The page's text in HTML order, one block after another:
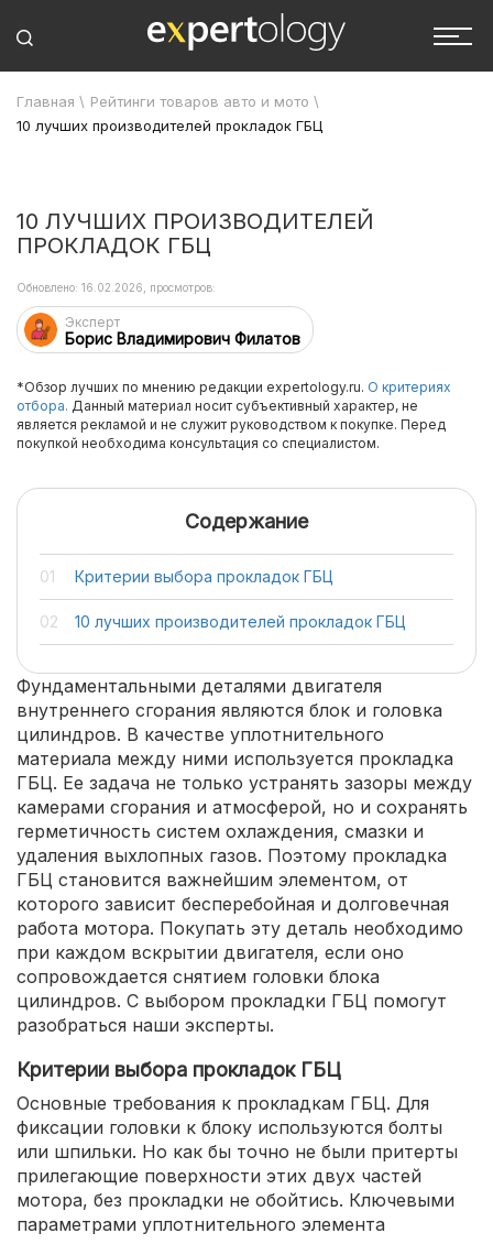
Главная \ Рейтинги товаров авто и мото \
10 лучших производителей прокладок ГБЦ
10 ЛУЧШИХ ПРОИЗВОДИТЕЛЕЙ
ПРОКЛАДОК ГБЦ
Эксперт
Борис Владимирович Филатов
Обновлено: 16.02.2026, просмотров:
*Обзор лучших по мнению редакции expertology.ru. О критериях
отбора. Данный материал носит субъективный характер, не
является рекламой и не служит руководством к покупке. Перед
покупкой необходима консультация со специалистом.
Содержание
Критерии выбора прокладок ГБЦ
10 лучших производителей прокладок ГБЦ
Фундаментальными деталями двигателя
внутреннего сгорания являются блок и головка
цилиндров. В качестве уплотнительного
материала между ними используется прокладка
ГБЦ. Ее задача не только устранять зазоры между
камерами сгорания и атмосферой, но и сохранять
герметичность систем охлаждения, смазки и
удаления выхлопных газов. Поэтому прокладка
ГБЦ становится важнейшим элементом, от
которого зависит бесперебойная и долговечная
работа мотора. Покупать эту деталь необходимо
при каждом вскрытии двигателя, если оно
сопровождается снятием головки блока
цилиндров. С выбором прокладки ГБЦ помогут
разобраться наши эксперты.
Критерии выбора прокладок ГБЦ
Основные требования к прокладкам ГБЦ. Для
фиксации головки к блоку используются болты
или шпильки. Но как бы точно не были притерты
прилегающие поверхности этих двух частей
мотора, без прокладки не обойтись. Ключевыми
параметрами уплотнительного элемента